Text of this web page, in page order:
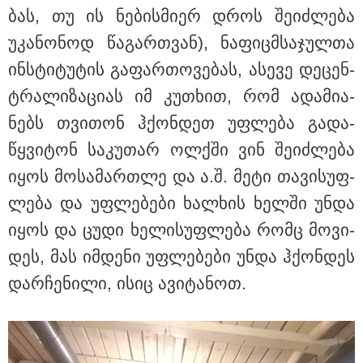
ბას, თუ ის ნე­ბის­მი­ერ დროს შე­იძ­ლე­ბა
უკა­ნო­ნოდ წა­გარ­თვან), ნა­ფიცმსა­ჯულ­თა
ინ­სტი­ტუ­ტის გა­ფარ­თო­ვე­ბას, ასე­ვე დე­ცენ­
ტრა­ლი­ზა­ცი­ას იმ კუ­თხით, რომ ადა­მი­ა­
ნებს თვი­თონ ჰქონ­დეთ უფ­ლე­ბა გა­და­
წყვი­ტონ სა­კუ­თარ ოლ­ქში ვინ შე­იძ­ლე­ბა
იყოს მო­სა­მარ­თლე და ა.შ. მეტი თა­ვი­სუფ­
ლე­ბა და უფ­ლე­ბე­ბი ხალ­ხის ხელ­ში უნდა
იყოს და ცუდი ხე­ლი­სუფ­ლე­ბა რომც მო­ვი­
დეს, მას იმ­დე­ნი უფ­ლე­ბე­ბი უნდა ჰქონ­დეს
დარ­ჩე­ნი­ლი, ისიც ავი­ტა­ნოთ.